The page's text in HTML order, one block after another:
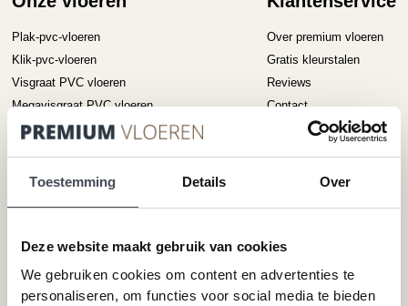
Toestemming Details Over
Deze website maakt gebruik van cookies
We gebruiken cookies om content en advertenties te
personaliseren, om functies voor social media te bieden
Plak-pvc-vloeren
Klik-pvc-vloeren
Visgraat PVC vloeren
Megavisgraat PVC vloeren
Hongaarse punt PVC vloeren
Over premium vloeren
Gratis kleurstalen
Reviews
Contact
Cookiebeleid
Merken
Pvc-vloeren van Forbo
Service
Schoonmaken